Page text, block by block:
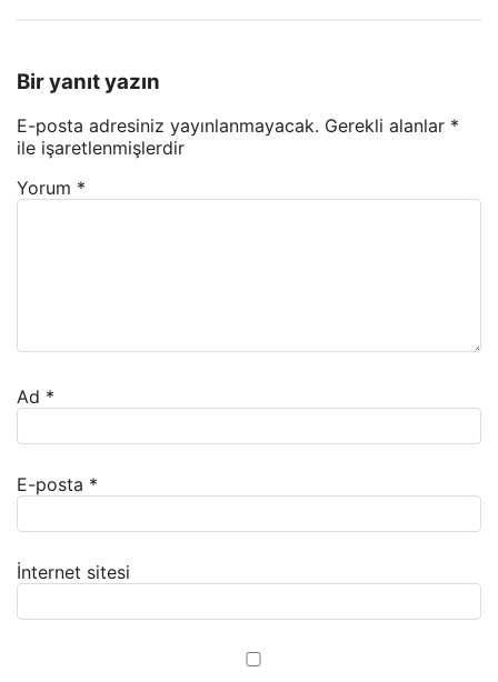
Bir yanıt yazın
E-posta adresiniz yayınlanmayacak. Gerekli alanlar *
ile işaretlenmişlerdir
Yorum *
Ad *
E-posta *
İnternet sitesi